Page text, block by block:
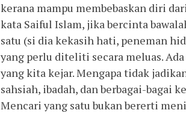
kerana mampu membebaskan diri
kata Saiful Islam, jika bercinta
satu (si dia kekasih hati, peneman
yang perlu diteliti secara meluas.
yang kita kejar. Mengapa tidak
sahsiah, ibadah, dan berbagai-bagai
Mencari yang satu bukan bererti